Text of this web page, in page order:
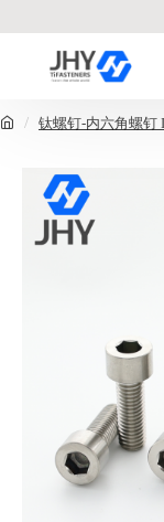
钛螺钉-内六角螺钉